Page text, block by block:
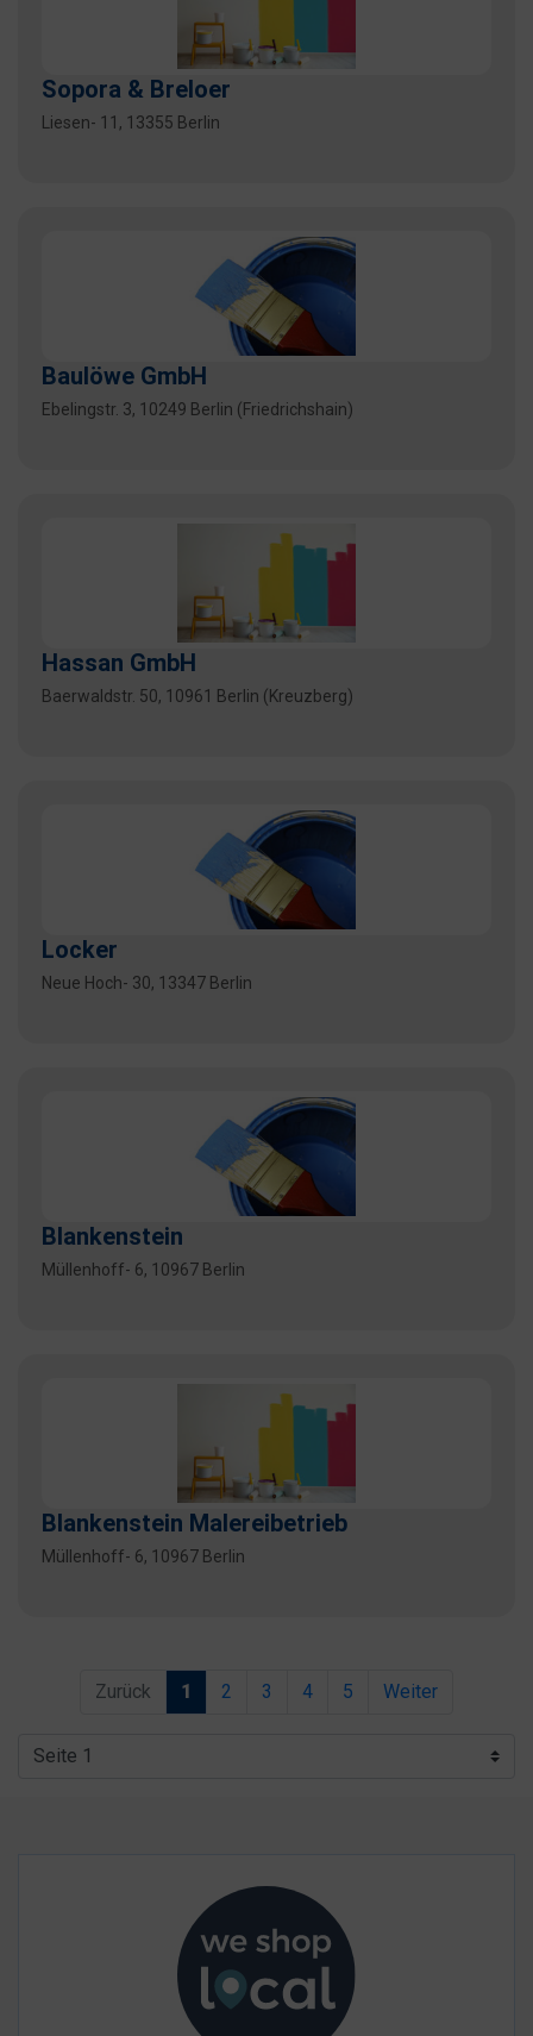
Sopora & Breloer
Liesen- 11, 13355 Berlin
Baulöwe GmbH
Ebelingstr. 3, 10249 Berlin (Friedrichshain)
Hassan GmbH
Baerwaldstr. 50, 10961 Berlin (Kreuzberg)
Locker
Neue Hoch- 30, 13347 Berlin
Blankenstein
Müllenhoff- 6, 10967 Berlin
Blankenstein Malereibetrieb
Müllenhoff- 6, 10967 Berlin
Zurück 1 2 3 4 5 Weiter